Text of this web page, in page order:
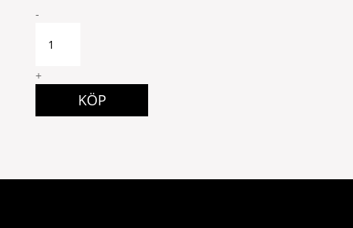
Sigge
d38
quantity
-
+
KÖP